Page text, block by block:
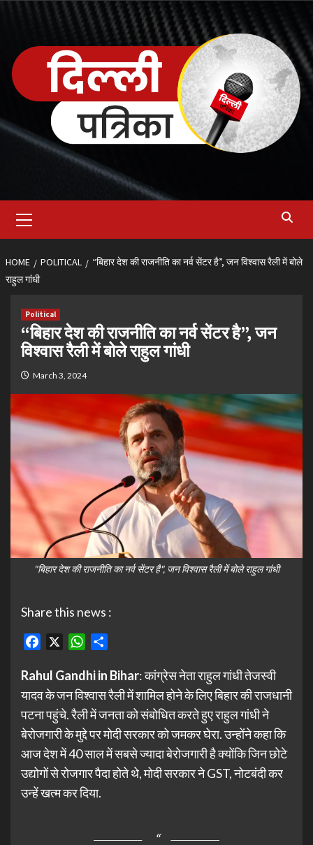
content
Menu
HOME POLITICAL
“बिहार देश की राजनीति का नर्व सेंटर है”, जन विश्वास रैली में बोले
राहुल गांधी
Political
“बिहार देश की राजनीति का नर्व सेंटर है”, जन
विश्वास रैली में बोले राहुल गांधी
March 3, 2024
"बिहार देश की राजनीति का नर्व सेंटर है", जन विश्वास रैली में बोले राहुल गांधी
Share this news :
Facebook WhatsApp
Rahul Gandhi in Bihar: कांग्रेस नेता राहुल गांधी तेजस्वी
यादव के जन विश्वास रैली में शामिल होने के लिए बिहार की राजधानी
पटना पहुंचे. रैली में जनता को संबोधित करते हुए राहुल गांधी ने
बेरोजगारी के मुद्दे पर मोदी सरकार को जमकर घेरा. उन्होंने कहा कि
आज देश में 40 साल में सबसे ज्यादा बेरोजगारी है क्योंकि जिन छोटे
उद्योगों से रोजगार पैदा होते थे, मोदी सरकार ने GST, नोटबंदी कर
उन्हें खत्म कर दिया.